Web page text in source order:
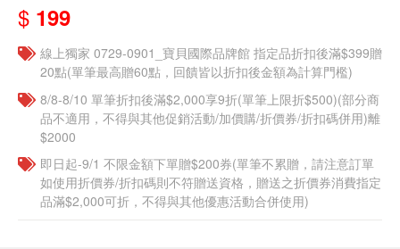
$ 199
線上獨家 0729-0901_寶貝國際品牌館​ ​​指定品折扣後滿$399贈
20點(單筆最高贈60點，回饋皆以折扣後金額為計算門檻)
8/8-8/10 單筆折扣後滿$2,000享9折(單筆上限折$500)(部分商
品不適用，不得與其他促銷活動/加價購/折價券/折扣碼併用)離
$2000
即日起-9/1 不限金額下單贈$200券(單筆不累贈，請注意訂單
如使用折價券/折扣碼則不符贈送資格，贈送之折價券消費指定
品滿$2,000可折，不得與其他優惠活動合併使用)